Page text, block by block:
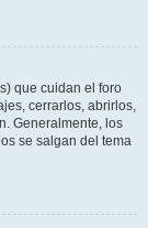
que cuidan el foro
cerrarlos, abrirlos,
Generalmente, los
se salgan del tema